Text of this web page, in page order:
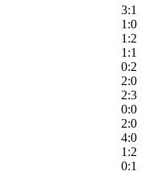
3:1
1:0
1:2
1:1
0:2
2:0
2:3
0:0
2:0
4:0
1:2
0:1